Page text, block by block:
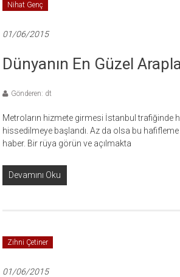
Nihat Genç
01/06/2015
Dünyanın En Güzel
Gönderen: dt
Metroların hizmete girmesi İstanbul trafiğinde
hissedilmeye başlandı. Az da olsa bu
haber. Bir rüya görün ve açılmakta
Devamını Oku
Zihni Çetiner
01/06/2015